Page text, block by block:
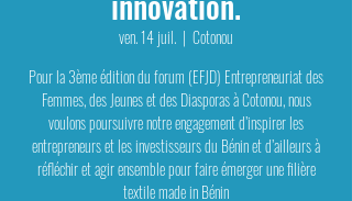
ven. 14 juil.
  |
Cotonou
Pour la 3ème édition du forum (EFJD) Entrepreneuriat des
Femmes, des Jeunes et des Diasporas à Cotonou, nous
voulons poursuivre notre engagement d’inspirer les
entrepreneurs et les investisseurs du Bénin et d’ailleurs à
réfléchir et agir ensemble pour faire émerger une filière
textile made in Bénin